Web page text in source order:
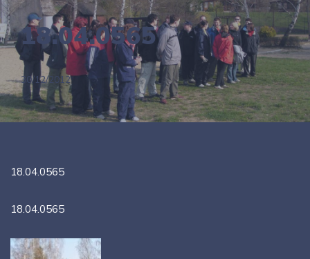
18.04.0565
30/12/2012
18.04.0565
18.04.0565